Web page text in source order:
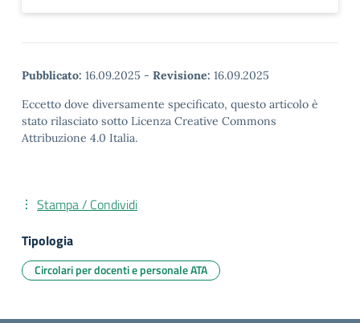
Pubblicato: 16.09.2025 - Revisione: 16.09.2025
Eccetto dove diversamente specificato, questo articolo è
stato rilasciato sotto Licenza Creative Commons
Attribuzione 4.0 Italia.
Stampa / Condividi
Tipologia
Circolari per docenti e personale ATA